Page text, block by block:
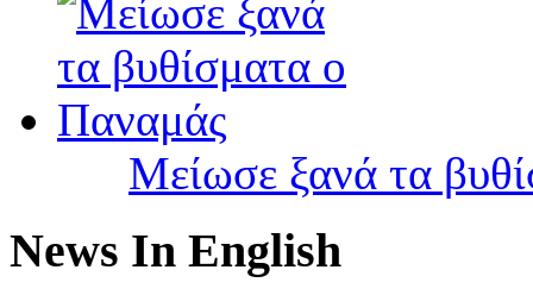
Μείωσε ξανά τα
News In English